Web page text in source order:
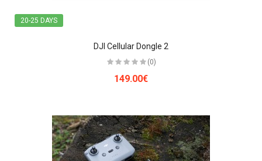
20-25 DAYS
DJI Cellular Dongle 2
(0)
149.00€